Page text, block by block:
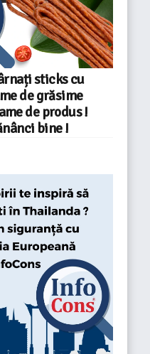
sticks cu
de grăsime
de produs !
bine !